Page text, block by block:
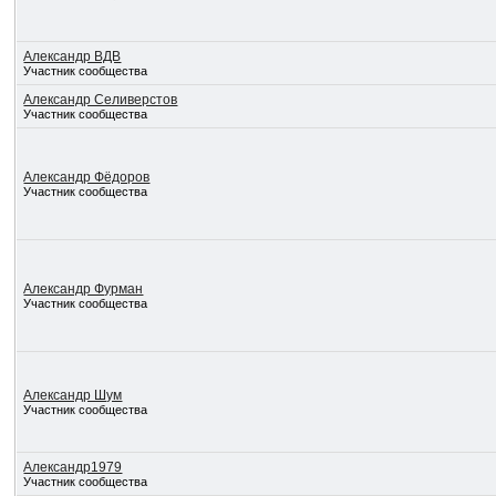
Александр ВДВ
Участник сообщества
Александр Селиверстов
Участник сообщества
Александр Фёдоров
Участник сообщества
Александр Фурман
Участник сообщества
Александр Шум
Участник сообщества
Александр1979
Участник сообщества